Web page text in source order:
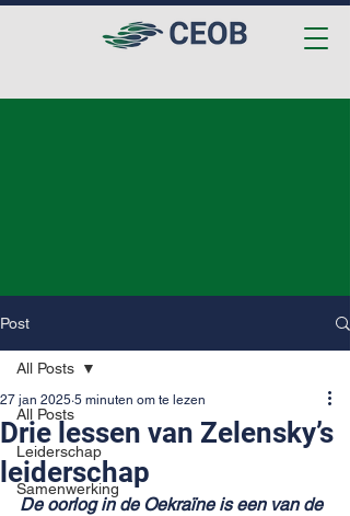
Post
All Posts
Leiderschap
Samenwerking
All Posts
Drie lessen van Zelensky’s
leiderschap
27 jan 2025 5 minuten om te lezen
De oorlog in de Oekraïne is een van de